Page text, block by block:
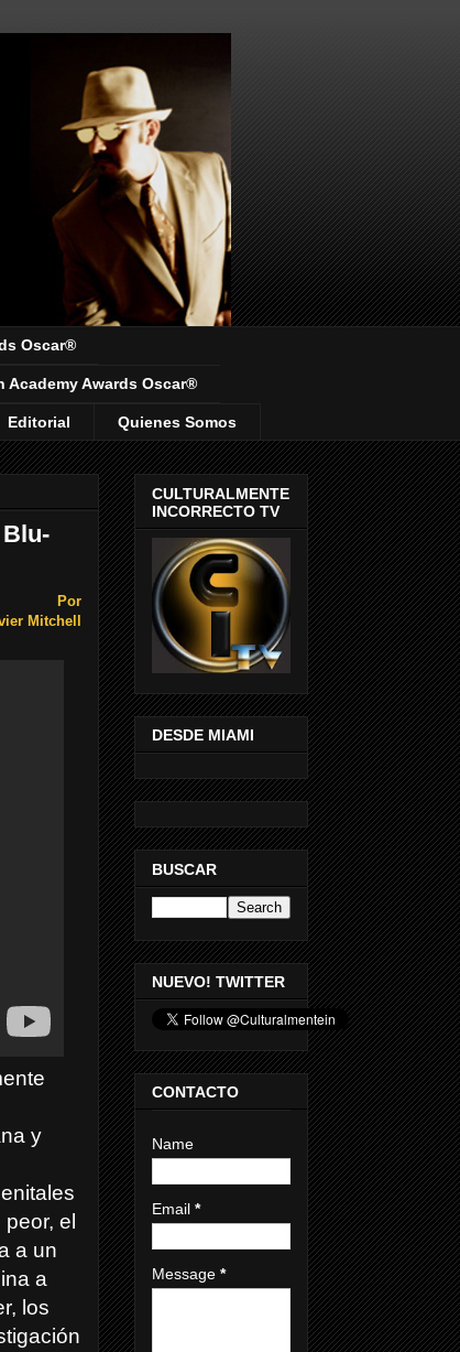
Oscar®
Academy Awards Oscar®
Editorial Quienes Somos
Por
Mitchell
y
el
a un
a
los
CULTURALMENTE
INCORRECTO TV
DESDE MIAMI
BUSCAR
NUEVO! TWITTER
CONTACTO
Name
Email *
Message *